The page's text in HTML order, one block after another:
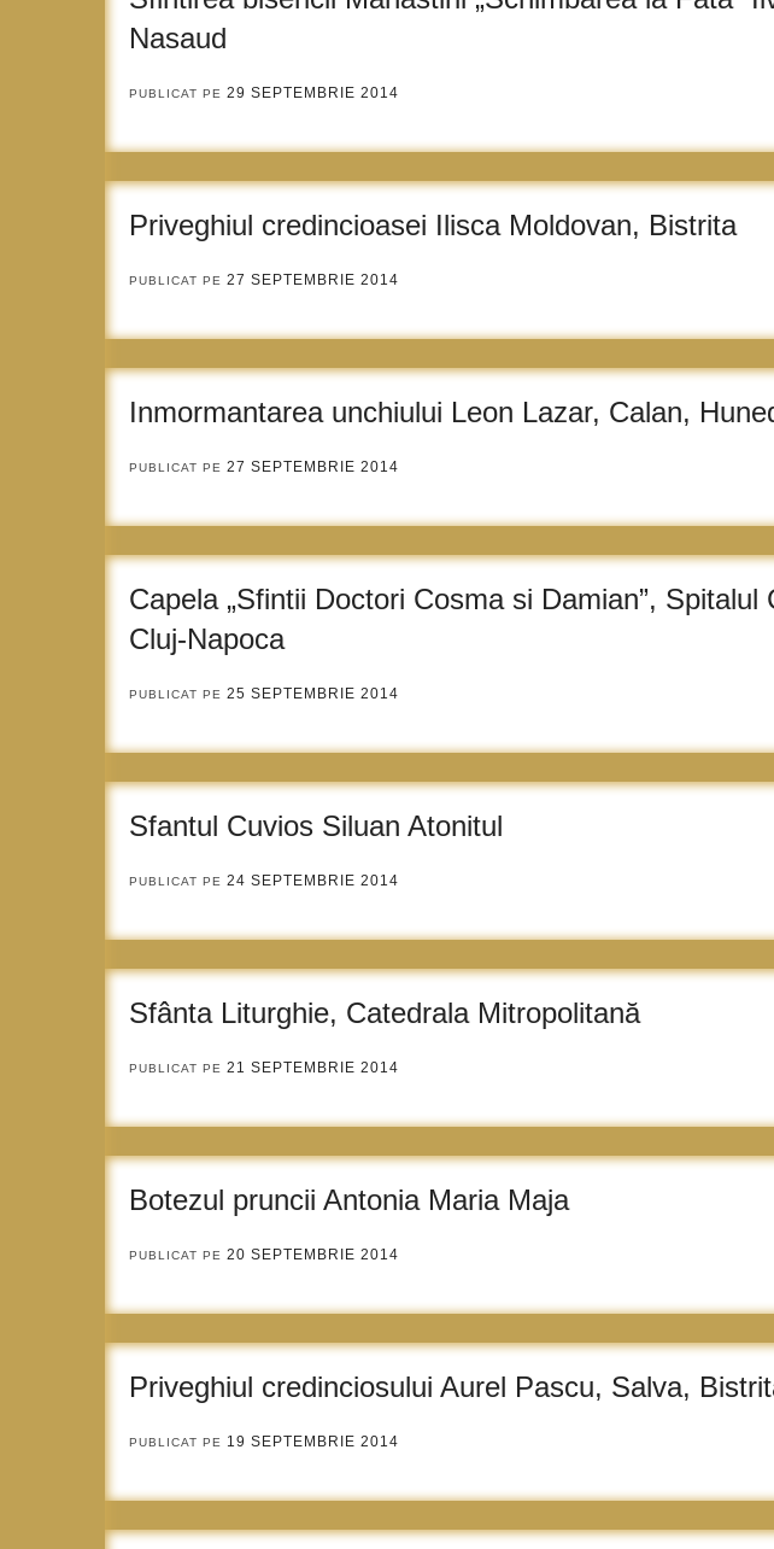
Nasaud
PUBLICAT PE 29 SEPTEMBRIE 2014
Priveghiul credincioasei Ilisca Moldovan, Bistrita
PUBLICAT PE 27 SEPTEMBRIE 2014
Inmormantarea unchiului Leon Lazar, Calan,
PUBLICAT PE 27 SEPTEMBRIE 2014
Capela „Sfintii Doctori Cosma si Damian”, Spitalul
Cluj-Napoca
PUBLICAT PE 25 SEPTEMBRIE 2014
Sfantul Cuvios Siluan Atonitul
PUBLICAT PE 24 SEPTEMBRIE 2014
Sfânta Liturghie, Catedrala Mitropolitană
PUBLICAT PE 21 SEPTEMBRIE 2014
Botezul pruncii Antonia Maria Maja
PUBLICAT PE 20 SEPTEMBRIE 2014
Priveghiul credinciosului Aurel Pascu, Salva,
PUBLICAT PE 19 SEPTEMBRIE 2014